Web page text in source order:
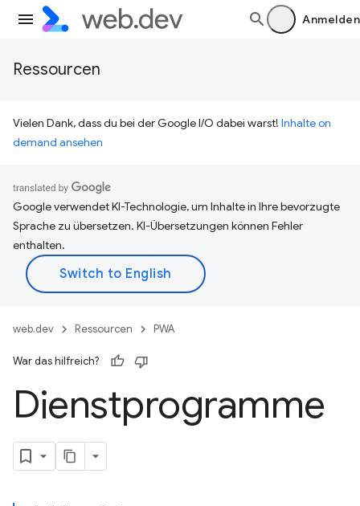
Anmelden
Ressourcen
Vielen Dank, dass du bei der Google I/O dabei warst! Inhalte on
demand ansehen
Google verwendet KI-Technologie, um Inhalte in Ihre bevorzugte
Sprache zu übersetzen. KI-Übersetzungen können Fehler
enthalten.
web.dev Ressourcen PWA
War das hilfreich?
Dienstprogramme